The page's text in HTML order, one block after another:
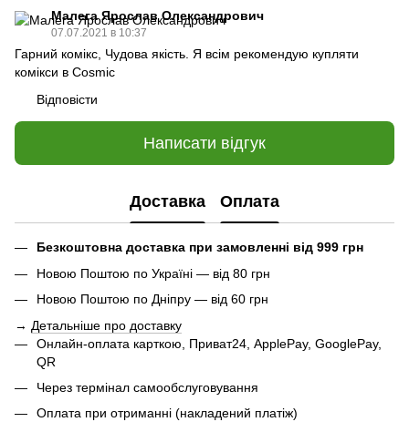
Малега Ярослав Олександрович
07.07.2021 в 10:37
Гарний комікс, Чудова якість. Я всім рекомендую купляти
комікси в Cosmic
Відповісти
Написати відгук
Доставка Оплата
Безкоштовна доставка при замовленні від 999 грн
Новою Поштою по Україні — від 80 грн
Новою Поштою по Дніпру — від 60 грн
→ Детальніше про доставку
Онлайн-оплата карткою, Приват24, ApplePay, GooglePay,
QR
Через термінал самообслуговування
Оплата при отриманні (накладений платіж)